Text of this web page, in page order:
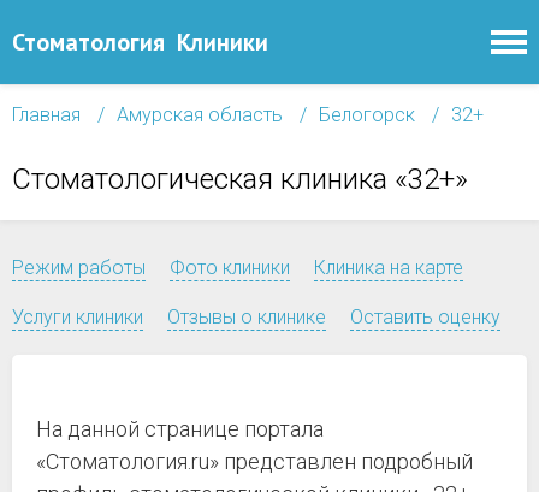
Стоматология Клиники
Главная Амурская область Белогорск 32+
Стоматологическая клиника «32+»
Режим работы Фото клиники Клиника на карте
Услуги клиники Отзывы о клинике Оставить оценку
На данной странице портала
«Стоматология.ru» представлен подробный